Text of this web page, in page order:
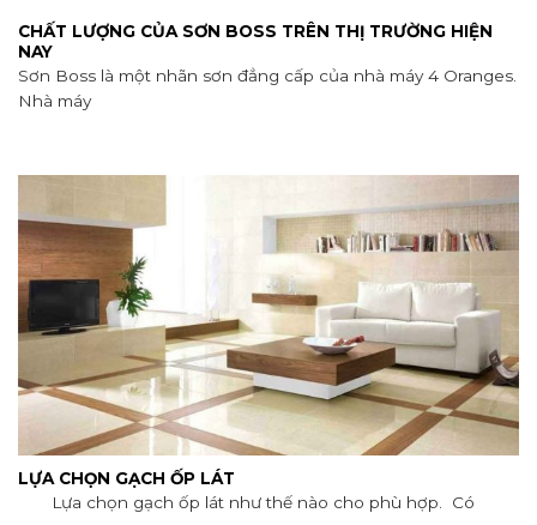
CHẤT LƯỢNG CỦA SƠN BOSS TRÊN THỊ TRƯỜNG HIỆN
NAY
Sơn Boss là một nhãn sơn đẳng cấp của nhà máy 4 Oranges.
Nhà máy
LỰA CHỌN GẠCH ỐP LÁT
Lựa chọn gạch ốp lát như thế nào cho phù hợp. Có